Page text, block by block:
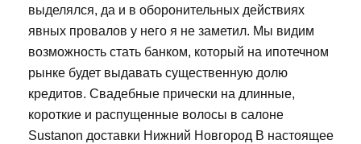
выделялся, да и в оборонительных действиях
явных провалов у него я не заметил. Мы видим
возможность стать банком, который на ипотечном
рынке будет выдавать существенную долю
кредитов. Свадебные прически на длинные,
короткие и распущенные волосы в салоне
Sustanon доставки Нижний Новгород В настоящее